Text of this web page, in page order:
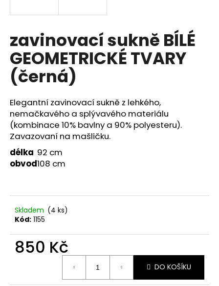
zavinovací sukně BÍLÉ
GEOMETRICKÉ TVARY
(černá)
Elegantní zavinovací sukně z lehkého,
nemačkavého a splývavého materiálu
(kombinace 10% bavlny a 90% polyesteru).
Zavazovaní na mašličku.
délka 92 cm
obvod108 cm
Skladem (4 ks)
Kód: 1155
850 Kč
DO KOŠÍKU
o
o
r
u
č
u
e
m
e
ZAVINOVACÍ
SUKNĚ
MODRÉ
850
Kč